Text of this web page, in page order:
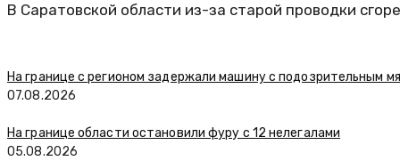
В Саратовской области из-за старой проводки
На границе с регионом задержали машину с подозрительным
07.08.2026
На границе области остановили фуру с 12 нелегалами
05.08.2026